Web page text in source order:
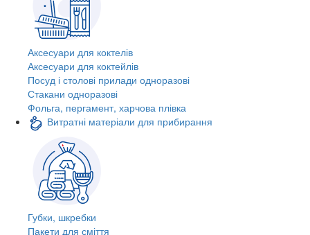
Аксесуари для коктелів
Аксесуари для коктейлів
Посуд і столові прилади одноразові
Стакани одноразові
Фольга, пергамент, харчова плівка
Витратні матеріали для прибирання
Губки, шкребки
Пакети для сміття